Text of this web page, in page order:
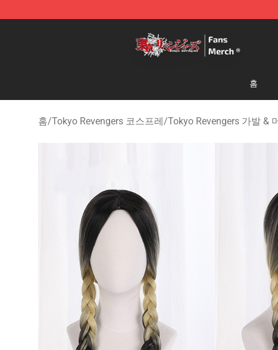
홈
홈/Tokyo Revengers 코스프레/Tokyo Revengers 가발 &